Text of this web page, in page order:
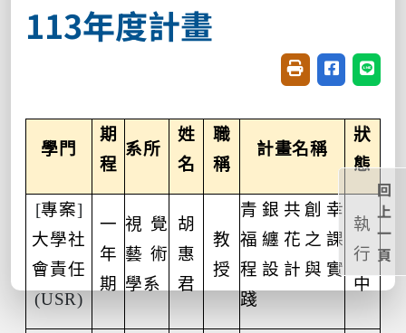
113年度計畫
友善列印(開新視
分享至臉書
分享
學門
期
程
系所
姓
名
職
稱
計畫名稱
狀
態
[專案]
大學社
會責任
(USR)
一
年
期
視覺
藝術
學系
胡
惠
君
教
授
青銀共創幸
福纏花之課
程設計與實
踐
執
行
中
回
上
一
頁